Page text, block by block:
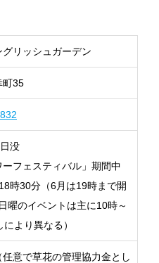
リッシュガーデン
町35
没
フェスティバル」期間中
時30分（6月は19時まで開
曜のイベントは主に10時～
より異なる）
任意で草花の管理協力金とし